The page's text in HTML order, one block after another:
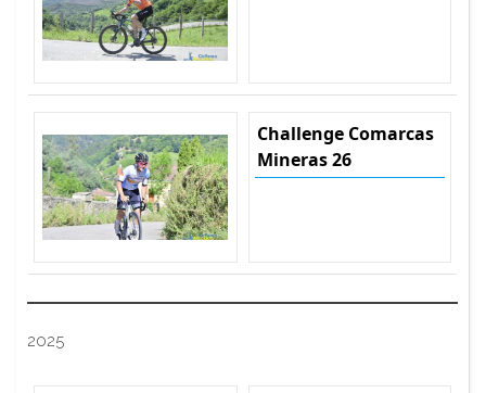
Challenge Comarcas
Mineras 26
2025